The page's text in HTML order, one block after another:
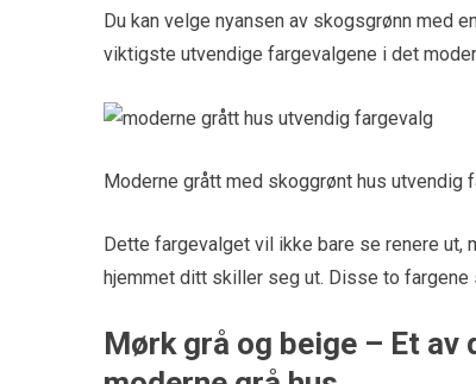
Du kan velge nyansen av skogsgrønn med
viktigste utvendige fargevalgene i det
Moderne grått med skoggrønt hus utvendig
Dette fargevalget vil ikke bare se renere
hjemmet ditt skiller seg ut. Disse to fargene
Mørk grå og beige – Et